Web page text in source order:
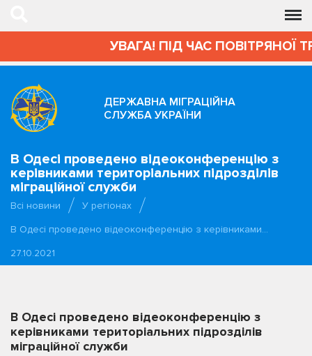
УВАГА! ПІД ЧАС ПОВІТРЯНОЇ
ДЕРЖАВНА МІГРАЦІЙНА
СЛУЖБА УКРАЇНИ
В Одесі проведено відеоконференцію з
керівниками територіальних підрозділів
міграційної служби
Всі новини
У регіонах
В Одесі проведено відеоконференцію з керівниками…
27.10.2021
В Одесі проведено відеоконференцію з
керівниками територіальних підрозділів
міграційної служби